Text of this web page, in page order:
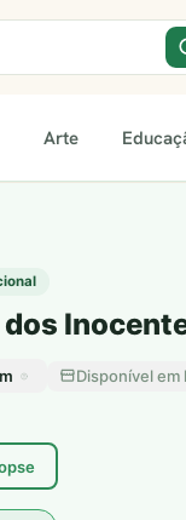
Arte
dos
Disponível em